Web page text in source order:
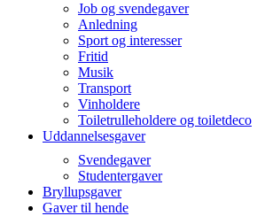
Job og svendegaver
Anledning
Sport og interesser
Fritid
Musik
Transport
Vinholdere
Toiletrulleholdere og toiletdeco
Uddannelsesgaver
Svendegaver
Studentergaver
Bryllupsgaver
Gaver til hende